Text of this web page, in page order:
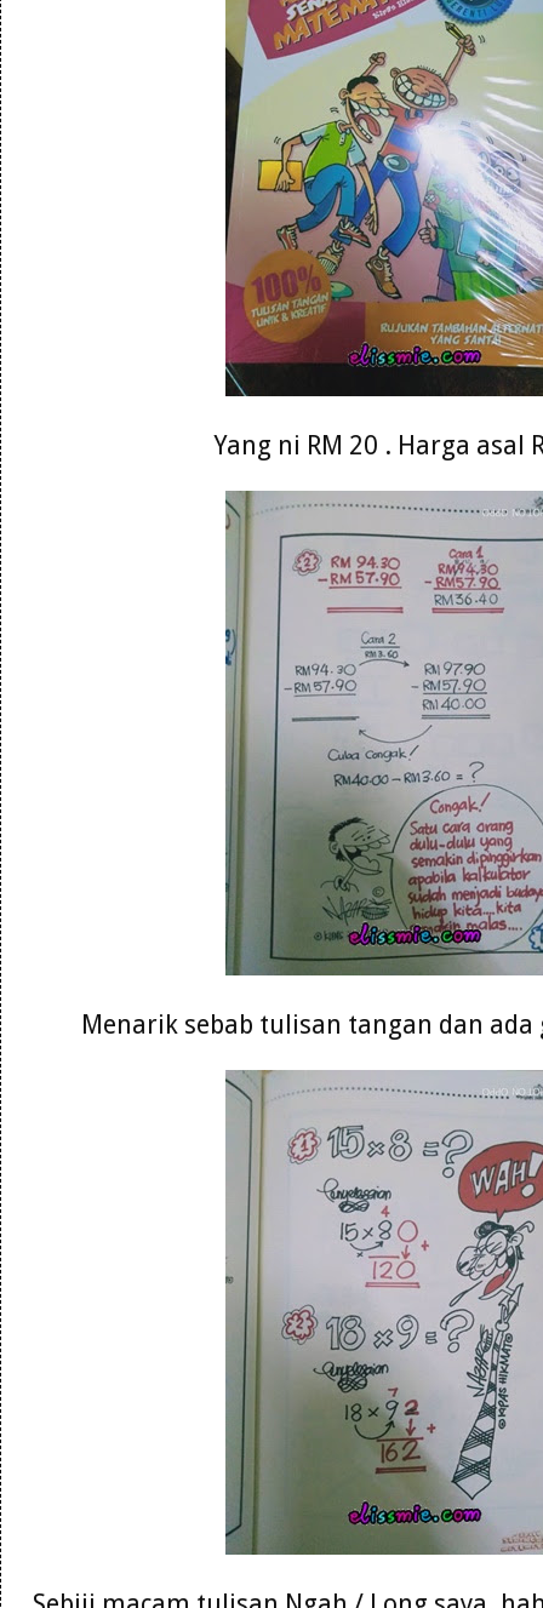
Yang ni RM 20 . Harga asal
Menarik sebab tulisan tangan dan